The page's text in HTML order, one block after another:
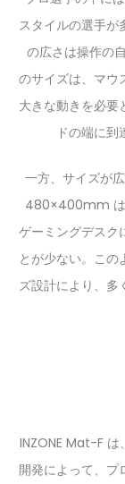
スタイルの選手が
の広さは操作の
のサイズは、マウ
大きな動きを必要
ドの端に到
一方、サイズが
480×400mm は
ゲーミングデスク
とが少ない。この
ズ設計により、多
INZONE Mat-F
開発によって、プ